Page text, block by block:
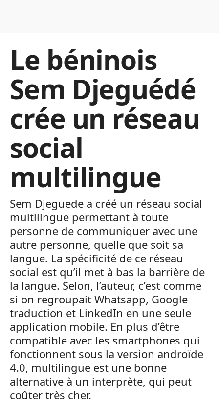
Le béninois
Sem Djeguédé
crée un réseau
social
multilingue
Sem Djeguede a créé un réseau social
multilingue permettant à toute
personne de communiquer avec une
autre personne, quelle que soit sa
langue. La spécificité de ce réseau
social est qu’il met à bas la barrière de
la langue. Selon, l’auteur, c’est comme
si on regroupait Whatsapp, Google
traduction et LinkedIn en une seule
application mobile. En plus d’être
compatible avec les smartphones qui
fonctionnent sous la version androïde
4.0, multilingue est une bonne
alternative à un interprète, qui peut
coûter très cher.